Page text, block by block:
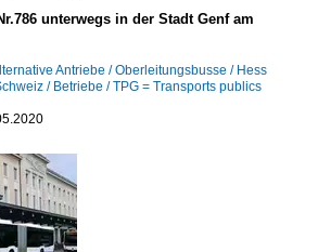
unterwegs in der Stadt Genf am
Antriebe / Oberleitungsbusse / Hess
/ Betriebe / TPG = Transports publics